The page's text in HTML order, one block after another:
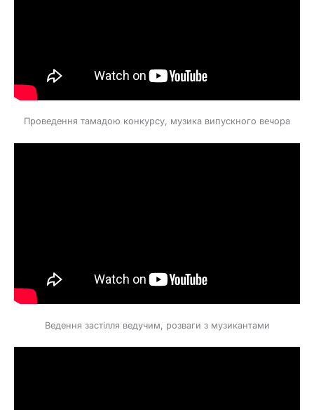
Проведення тамадою конкурсу, музика випускного вечора
Ведення застілля ведучим, розваги з музикантами